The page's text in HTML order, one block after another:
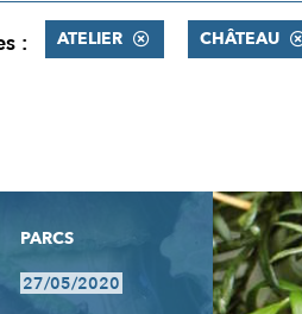
: ATELIER CHÂTEAU
PARCS
27/05/2020